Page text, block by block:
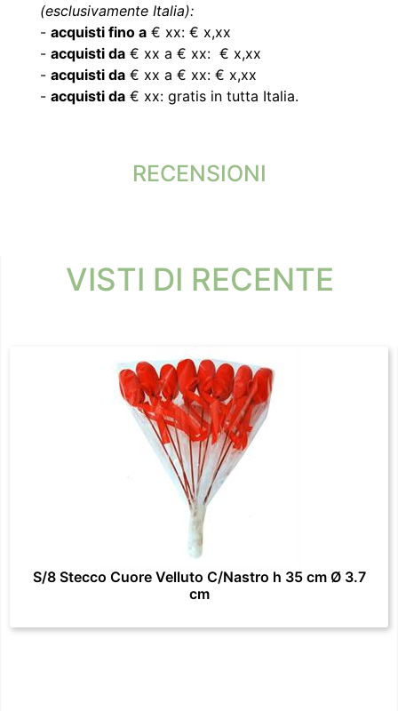
(esclusivamente Italia):
- acquisti fino a € xx: € x,xx
- acquisti da € xx a € xx: € x,xx
- acquisti da € xx a € xx: € x,xx
- acquisti da € xx: gratis in tutta Italia.
RECENSIONI
VISTI DI RECENTE
S/8 Stecco Cuore Velluto C/Nastro h 35 cm Ø 3.7
cm